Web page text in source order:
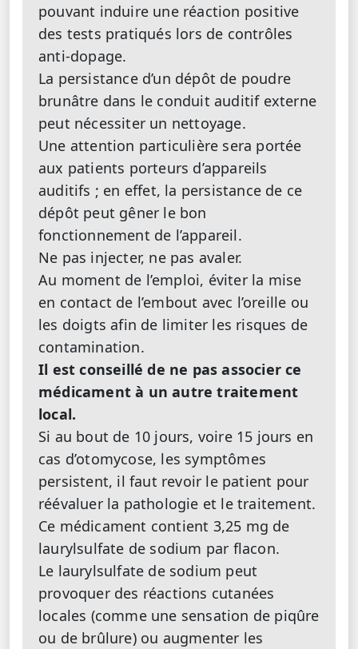
pouvant induire une réaction positive
des tests pratiqués lors de contrôles
anti-dopage.
La persistance d’un dépôt de poudre
brunâtre dans le conduit auditif externe
peut nécessiter un nettoyage.
Une attention particulière sera portée
aux patients porteurs d’appareils
auditifs ; en effet, la persistance de ce
dépôt peut gêner le bon
fonctionnement de l’appareil.
Ne pas injecter, ne pas avaler.
Au moment de l’emploi, éviter la mise
en contact de l’embout avec l’oreille ou
les doigts afin de limiter les risques de
contamination.
Il est conseillé de ne pas associer ce
médicament à un autre traitement
local.
Si au bout de 10 jours, voire 15 jours en
cas d’otomycose, les symptômes
persistent, il faut revoir le patient pour
réévaluer la pathologie et le traitement.
Ce médicament contient 3,25 mg de
laurylsulfate de sodium par flacon.
Le laurylsulfate de sodium peut
provoquer des réactions cutanées
locales (comme une sensation de piqûre
ou de brûlure) ou augmenter les